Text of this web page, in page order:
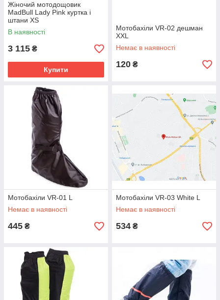
Жіночий мотодощовик
MadBull Lady Pink куртка і
штани XS
В наявності
3 115 ₴
Купити
Мотобахіли VR-02 дешман
XXL
Немає в наявності
120 ₴
Мотобахіли VR-01 L
Немає в наявності
445 ₴
Мотобахіли VR-03 White L
Немає в наявності
534 ₴